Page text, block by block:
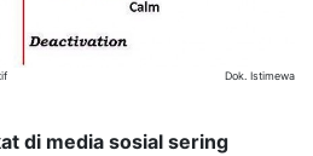
Dok. Istimewa
di media sosial sering